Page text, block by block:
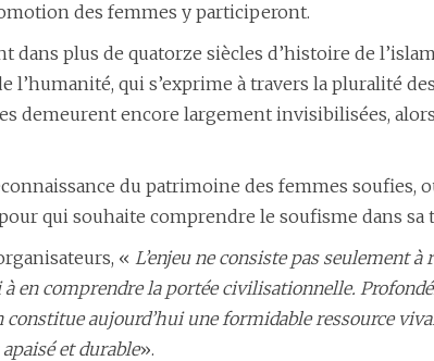
des femmes y participeront.
dans plus de quatorze siècles d’histoire de
l’humanité, qui s’exprime à travers la pluralité
demeurent encore largement invisibilisées,
du patrimoine des femmes
qui souhaite comprendre le soufisme dans sa
« L’enjeu ne consiste pas seulement
en comprendre la portée civilisationnelle.
aujourd’hui une formidable ressource
et durable».